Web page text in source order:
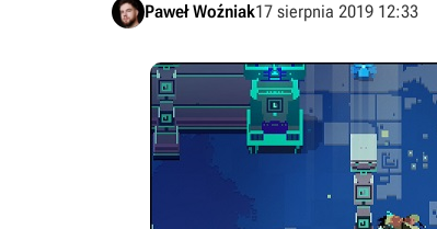
Paweł Woźniak17 sierpnia 2019 12:33